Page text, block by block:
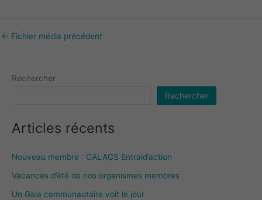
← Fichier média précédent
Rechercher
Rechercher
Articles récents
Nouveau membre : CALACS Entraid’action
Vacances d’été de nos organismes membres
Un Gala communautaire voit le jour